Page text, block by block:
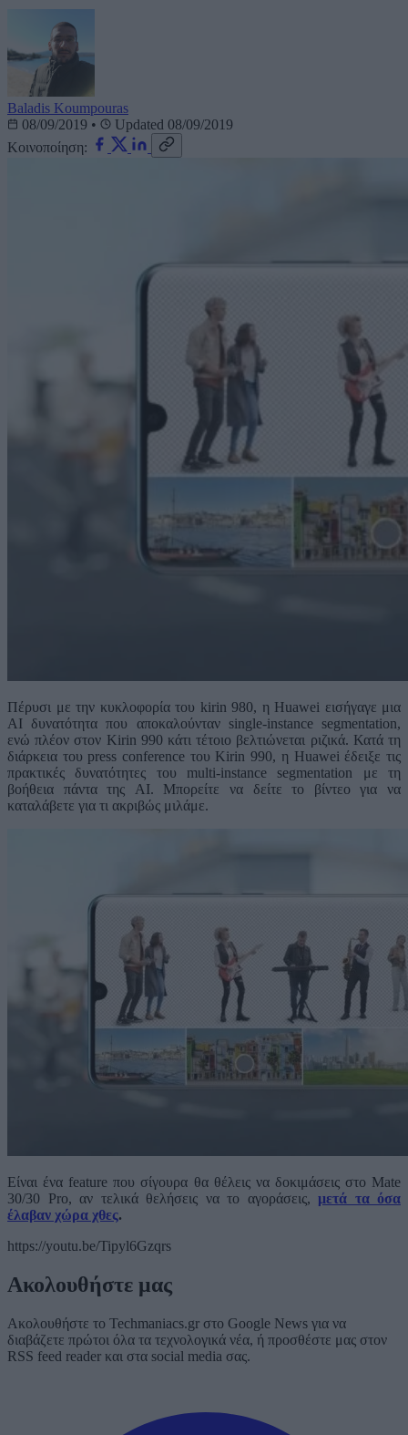
Baladis Koumpouras
08/09/2019 •
Updated 08/09/2019
Κοινοποίηση:
Πέρυσι με την κυκλοφορία του kirin 980, η Huawei εισήγαγε μια
AI δυνατότητα που αποκαλούνταν single-instance segmentation,
ενώ πλέον στον Kirin 990 κάτι τέτοιο βελτιώνεται ριζικά. Κατά τη
διάρκεια του press conference του Kirin 990, η Huawei έδειξε τις
πρακτικές δυνατότητες του multi-instance segmentation με τη
βοήθεια πάντα της AI. Μπορείτε να δείτε το βίντεο για να
καταλάβετε για τι ακριβώς μιλάμε.
Είναι ένα feature που σίγουρα θα θέλεις να δοκιμάσεις στο Mate
30/30 Pro, αν τελικά θελήσεις να το αγοράσεις, μετά τα όσα
έλαβαν χώρα χθες.
https://youtu.be/Tipyl6Gzqrs
Ακολουθήστε μας
Ακολουθήστε το Techmaniacs.gr στο Google News για να
διαβάζετε πρώτοι όλα τα τεχνολογικά νέα, ή προσθέστε μας στον
RSS feed reader και στα social media σας.